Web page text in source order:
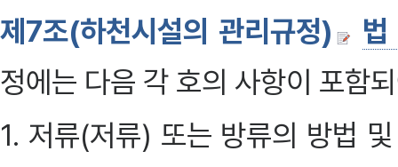
제7조(하천시설의 관리규정)
법
정에는 다음 각 호의 사항이 포함
1. 저류(저류) 또는 방류의 방법